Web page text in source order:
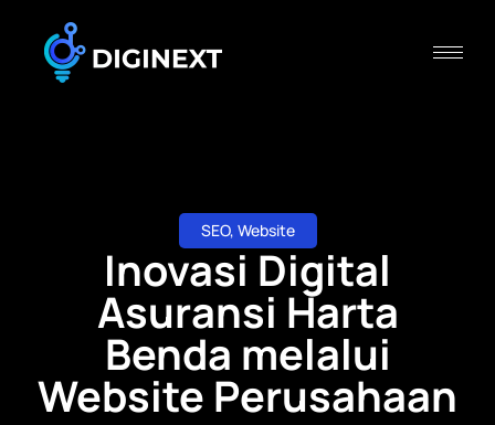
SEO, Website
Inovasi Digital
Asuransi Harta
Benda melalui
Website Perusahaan